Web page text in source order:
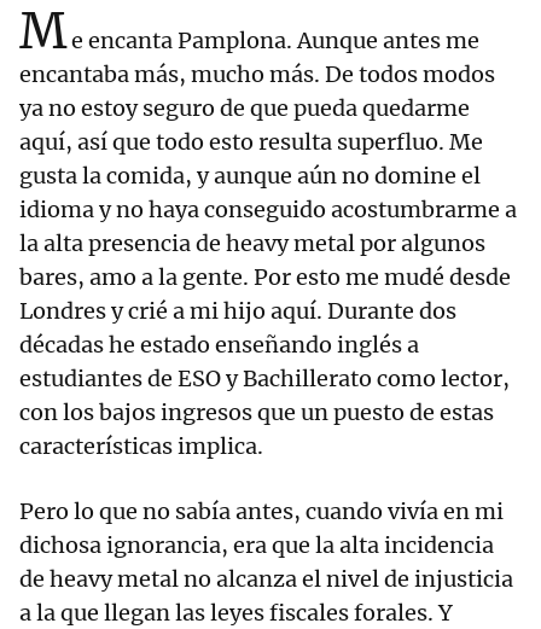
Me encanta Pamplona. Aunque antes me
encantaba más, mucho más. De todos modos
ya no estoy seguro de que pueda quedarme
aquí, así que todo esto resulta superfluo. Me
gusta la comida, y aunque aún no domine el
idioma y no haya conseguido acostumbrarme a
la alta presencia de heavy metal por algunos
bares, amo a la gente. Por esto me mudé desde
Londres y crié a mi hijo aquí. Durante dos
décadas he estado enseñando inglés a
estudiantes de ESO y Bachillerato como lector,
con los bajos ingresos que un puesto de estas
características implica.
Pero lo que no sabía antes, cuando vivía en mi
dichosa ignorancia, era que la alta incidencia
de heavy metal no alcanza el nivel de injusticia
a la que llegan las leyes fiscales forales. Y